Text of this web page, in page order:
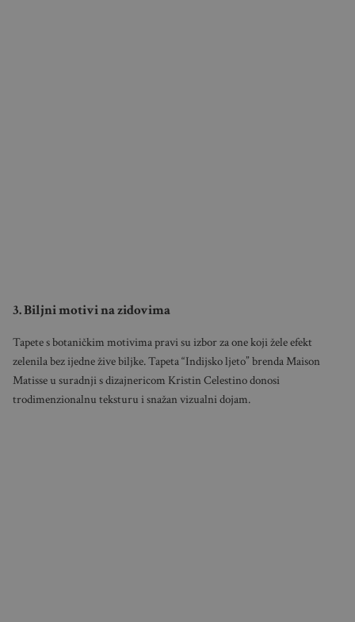
3. Biljni motivi na zidovima
Tapete s botaničkim motivima pravi su izbor za one koji žele efekt
zelenila bez ijedne žive biljke. Tapeta “Indijsko ljeto” brenda Maison
Matisse u suradnji s dizajnericom Kristin Celestino donosi
trodimenzionalnu teksturu i snažan vizualni dojam.